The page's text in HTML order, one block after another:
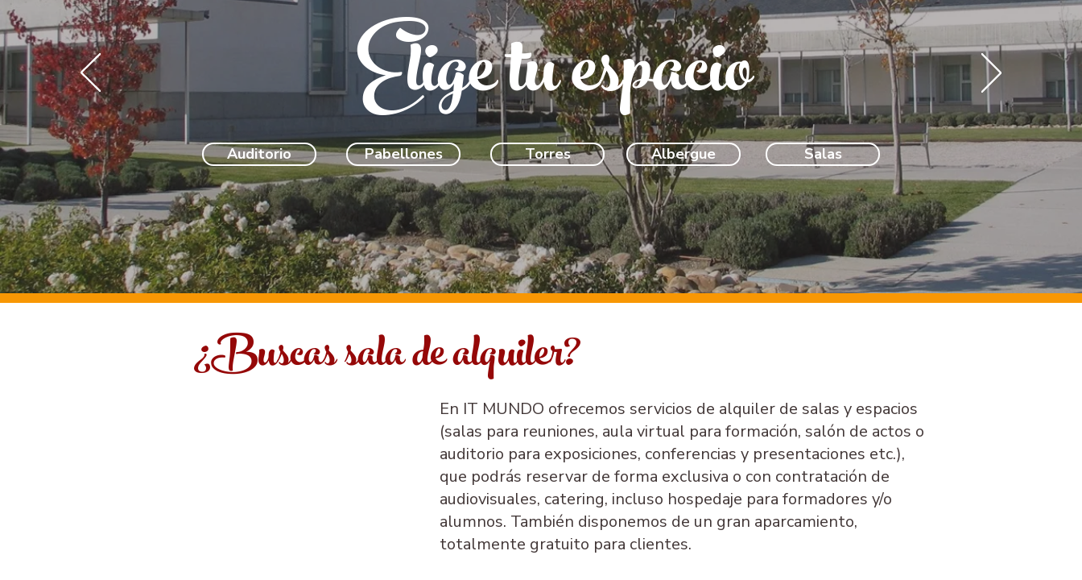
Elige tu espacio
Auditorio Pabellones Torres Albergue Salas
En IT MUNDO ofrecemos servicios de alquiler de salas y espacios
(salas para reuniones, aula virtual para formación, salón de actos o
auditorio para exposiciones, conferencias y presentaciones etc.),
que podrás reservar de forma exclusiva o con contratación de
audiovisuales, catering, incluso hospedaje para formadores y/o
alumnos. También disponemos de un gran aparcamiento,
totalmente gratuito para clientes.
¿Buscas sala de alquiler?